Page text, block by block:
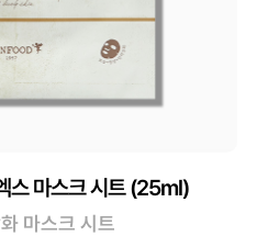
스 마스크 시트 (25ml)
마스크 시트